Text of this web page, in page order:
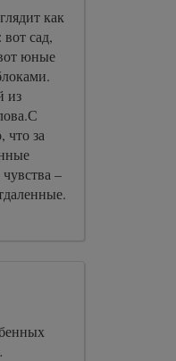
как
сад,
юные
из
что за
–